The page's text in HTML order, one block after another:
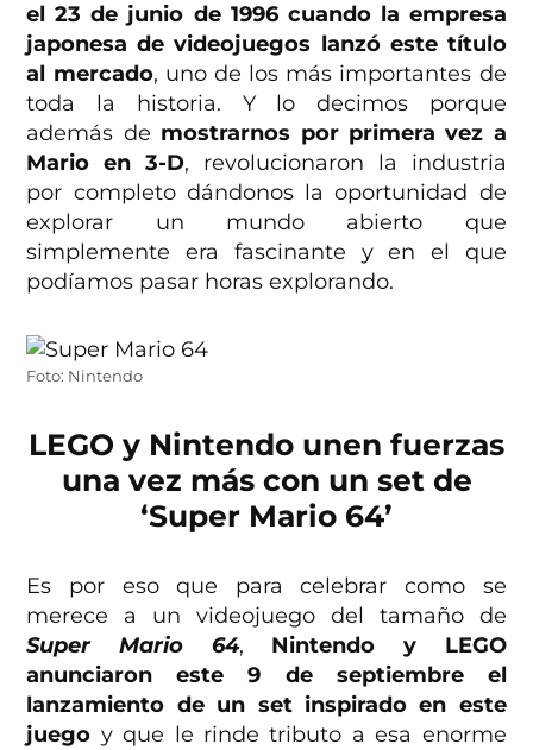
el 23 de junio de 1996 cuando la empresa
japonesa de videojuegos lanzó este título
al mercado, uno de los más importantes de
toda la historia. Y lo decimos porque
además de mostrarnos por primera vez a
Mario en 3-D, revolucionaron la industria
por completo dándonos la oportunidad de
explorar un mundo abierto que
simplemente era fascinante y en el que
podíamos pasar horas explorando.
Foto: Nintendo
LEGO y Nintendo unen fuerzas
una vez más con un set de
‘Super Mario 64’
Es por eso que para celebrar como se
merece a un videojuego del tamaño de
Super Mario 64, Nintendo y LEGO
anunciaron este 9 de septiembre el
lanzamiento de un set inspirado en este
juego y que le rinde tributo a esa enorme